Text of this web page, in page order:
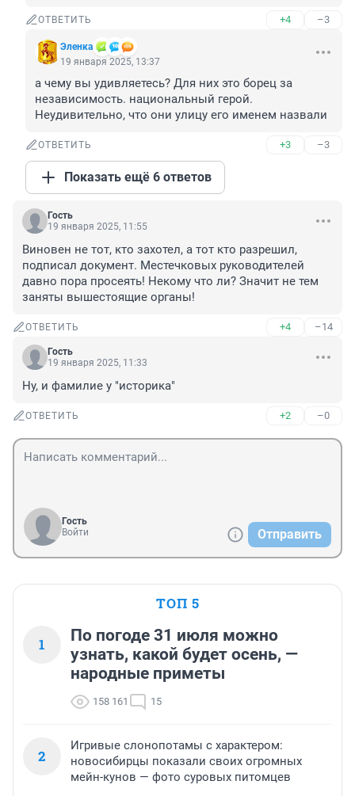
ОТВЕТИТЬ +4 –3
Эленка
19 января 2025, 13:37
а чему вы удивляетесь? Для них это борец за
независимость. национальный герой.
Неудивительно, что они улицу его именем назвали
ОТВЕТИТЬ +3 –3
Показать ещё 6 ответов
Гость
19 января 2025, 11:55
Виновен не тот, кто захотел, а тот кто разрешил,
подписал документ. Местечковых руководителей
давно пора просеять! Некому что ли? Значит не тем
заняты вышестоящие органы!
ОТВЕТИТЬ +4 –14
Гость
19 января 2025, 11:33
Ну, и фамилие у "историка"
ОТВЕТИТЬ +2 –0
Гость
Войти
Отправить
ТОП 5
1
По погоде 31 июля можно
узнать, какой будет осень, —
народные приметы
158 161 15
2
Игривые слонопотамы с характером:
новосибирцы показали своих огромных
мейн-кунов — фото суровых питомцев